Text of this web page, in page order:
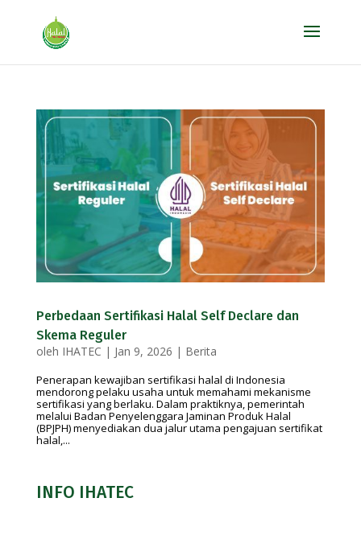
Perbedaan Sertifikasi Halal Self Declare dan
Skema Reguler
oleh IHATEC | Jan 9, 2026 | Berita
Penerapan kewajiban sertifikasi halal di Indonesia
mendorong pelaku usaha untuk memahami mekanisme
sertifikasi yang berlaku. Dalam praktiknya, pemerintah
melalui Badan Penyelenggara Jaminan Produk Halal
(BPJPH) menyediakan dua jalur utama pengajuan sertifikat
halal,...
INFO IHATEC